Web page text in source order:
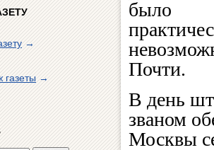
→
газеты→
было
Почти.
В день
званом
Москвы